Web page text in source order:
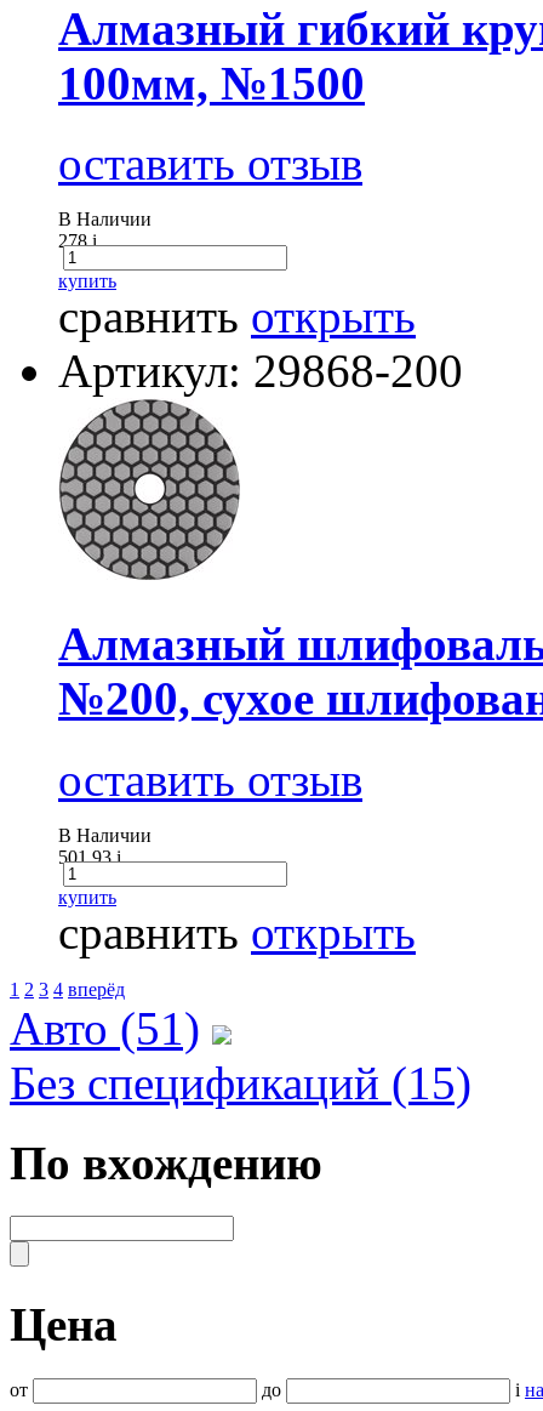
Алмазный гибкий
100мм, №1500
оставить отзыв
В Наличии
278i
купить
сравнить открыть
Артикул: 29868-200
Алмазный
№200, сухое
оставить отзыв
В Наличии
501.93i
купить
сравнить открыть
1 2 3 4 вперёд
Авто (51)
Без спецификаций (15)
По вхождению
Цена
от до i